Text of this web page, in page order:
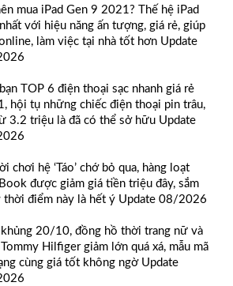
mua iPad Gen 9 2021? Thế hệ iPad
với hiệu năng ấn tượng, giá rẻ, giúp
làm việc tại nhà tốt hơn Update
TOP 6 điện thoại sạc nhanh giá rẻ
hội tụ những chiếc điện thoại pin trâu,
3.2 triệu là đã có thể sở hữu Update
chơi hệ ‘Táo’ chớ bỏ qua, hàng loạt
được giảm giá tiền triệu đây, sắm
thời điểm này là hết ý Update 08/2026
khủng 20/10, đồng hồ thời trang nữ và
Tommy Hilfiger giảm lớn quá xá, mẫu mã
cùng giá tốt không ngờ Update